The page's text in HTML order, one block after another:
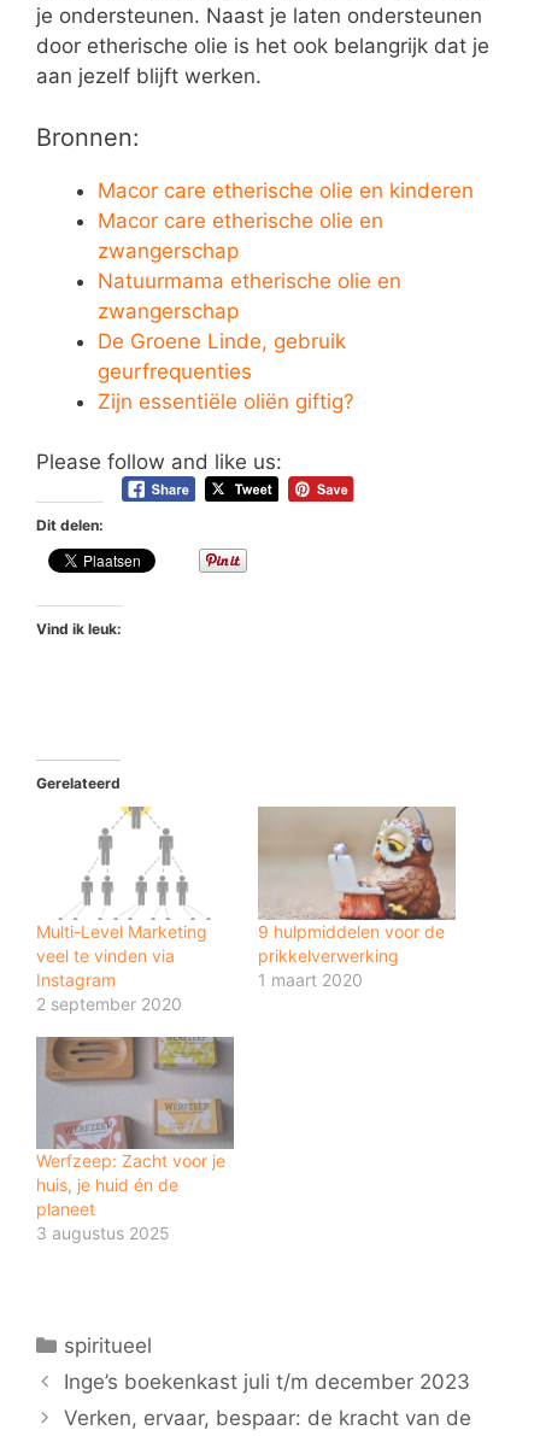
je ondersteunen. Naast je laten ondersteunen
door etherische olie is het ook belangrijk dat je
aan jezelf blijft werken.
Bronnen:
Macor care etherische olie en kinderen
Macor care etherische olie en
zwangerschap
Natuurmama etherische olie en
zwangerschap
De Groene Linde, gebruik
geurfrequenties
Zijn essentiële oliën giftig?
Please follow and like us:
Dit delen:
Vind ik leuk:
Gerelateerd
Multi-Level Marketing
veel te vinden via
Instagram
2 september 2020
9 hulpmiddelen voor de
prikkelverwerking
1 maart 2020
Werfzeep: Zacht voor je
huis, je huid én de
planeet
3 augustus 2025
Categorieën
spiritueel
Inge’s boekenkast juli t/m december 2023
Verken, ervaar, bespaar: de kracht van de